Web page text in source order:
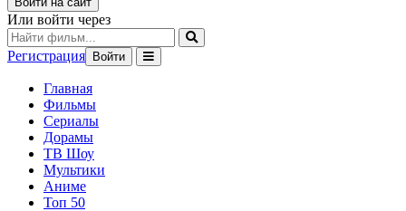
Или войти через
Регистрация Войти
Главная
Фильмы
Сериалы
Дорамы
ТВ Шоу
Мультики
Аниме
Топ 50